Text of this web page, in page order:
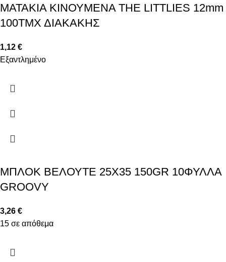
ΜΑΤΑΚΙΑ ΚΙΝΟΥΜΕΝΑ THE LITTLIES 12mm
100ΤΜΧ ΔΙΑΚΑΚΗΣ
1,12 €
Εξαντλημένο
ΜΠΛΟΚ ΒΕΛΟΥΤΕ 25X35 150GR 10ΦΥΛΛΑ
GROOVY
3,26 €
15 σε απόθεμα